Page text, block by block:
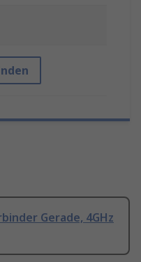
Gerade, 4GHz